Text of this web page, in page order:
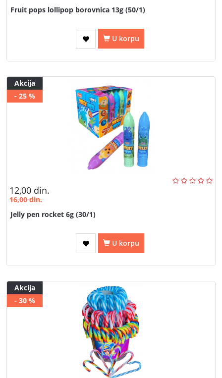
Fruit pops lollipop borovnica 13g (50/1)
U korpu
Akcija
- 25 %
12,00 din.
16,00din.
Jelly pen rocket 6g (30/1)
U korpu
Akcija
- 30 %